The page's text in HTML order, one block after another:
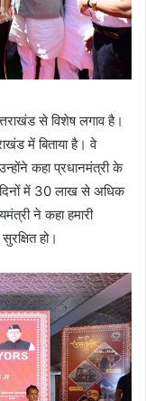
से विशेष लगाव है।
में बिताया है। वे
कहा प्रधानमंत्री के
में 30 लाख से अधिक
ने कहा हमारी
हो।